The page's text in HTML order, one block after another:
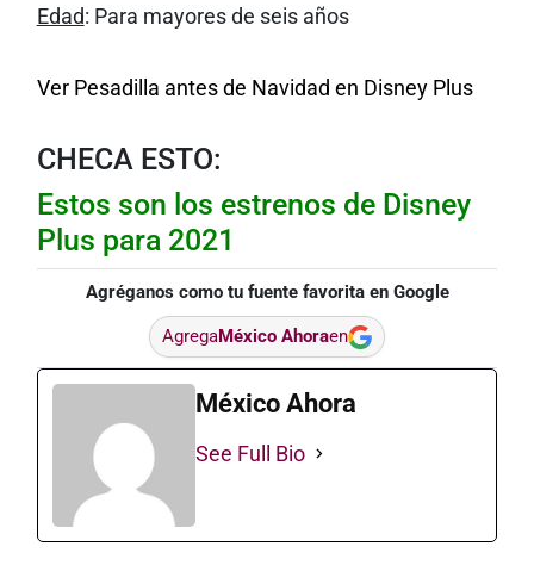
Edad: Para mayores de seis años
Ver Pesadilla antes de Navidad en Disney Plus
CHECA ESTO:
Estos son los estrenos de Disney
Plus para 2021
Agréganos como tu fuente favorita en Google
AgregaMéxico Ahoraen
México Ahora
See Full Bio